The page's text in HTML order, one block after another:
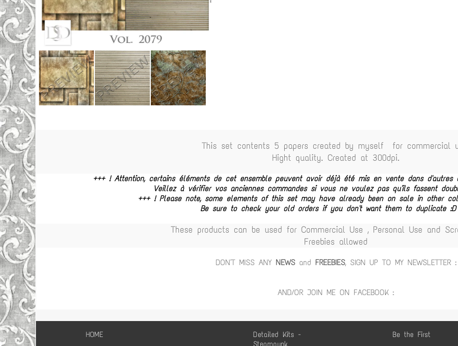
HOME Be the First
Detailed Kits -
Steampunk
This set contents 5 papers created by myself for commercial
Hight quality. Created at 300dpi.
+++ ! Attention, certains éléments de cet ensemble peuvent avoir déjà été mis en vente dans d'autres
Veillez à vérifier vos anciennes commandes si vous ne voulez pas qu'ils fassent
+++ ! Please note, some elements of this set may have already been on sale in other
Be sure to check your old orders if you don't want them to duplicate :D
These products can be used for Commercial Use , Personal Use and
Freebies allowed
DON'T MISS ANY NEWSand FREEBIES, SIGN UP TO MY NEWSLETTER :
AND/OR JOIN ME ON FACEBOOK :